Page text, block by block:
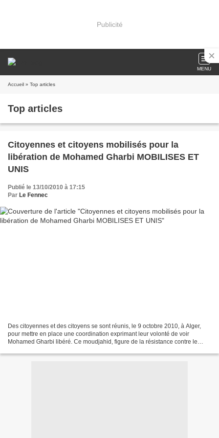
Publicité
MENU
Accueil » Top articles
Top articles
Citoyennes et citoyens mobilisés pour la
libération de Mohamed Gharbi MOBILISES ET
UNIS
Publié le 13/10/2010 à 17:15
Par Le Fennec
Des citoyennes et des citoyens se sont réunis, le 9 octobre 2010, à Alger,
pour mettre en place une coordination exprimant leur volonté de voir
Mohamed Gharbi libéré. Ce moudjahid, figure de la résistance contre le